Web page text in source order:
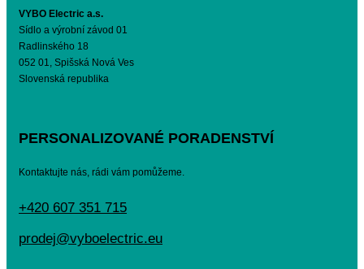
VYBO Electric a.s.
Sídlo a výrobní závod 01
Radlinského 18
052 01, Spišská Nová Ves
Slovenská republika
PERSONALIZOVANÉ PORADENSTVÍ
Kontaktujte nás, rádi vám pomůžeme.
+420 607 351 715
prodej@vyboelectric.eu